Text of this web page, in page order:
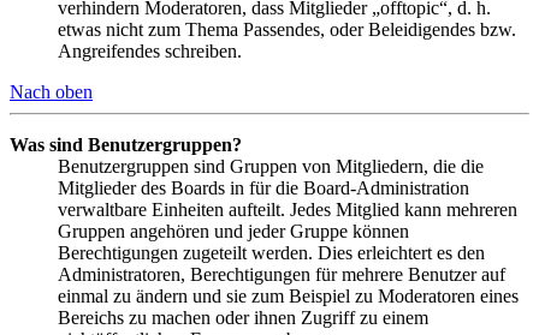
verhindern Moderatoren, dass Mitglieder „offtopic“, d. h.
etwas nicht zum Thema Passendes, oder Beleidigendes bzw.
Angreifendes schreiben.
Nach oben
Was sind Benutzergruppen?
Benutzergruppen sind Gruppen von Mitgliedern, die die
Mitglieder des Boards in für die Board-Administration
verwaltbare Einheiten aufteilt. Jedes Mitglied kann mehreren
Gruppen angehören und jeder Gruppe können
Berechtigungen zugeteilt werden. Dies erleichtert es den
Administratoren, Berechtigungen für mehrere Benutzer auf
einmal zu ändern und sie zum Beispiel zu Moderatoren eines
Bereichs zu machen oder ihnen Zugriff zu einem